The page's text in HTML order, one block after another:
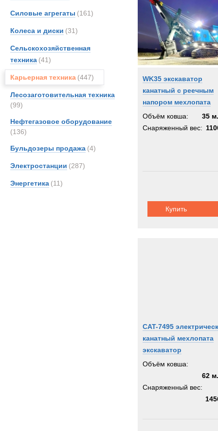
Силовые агрегаты (161)
Колеса и диски (31)
Сельскохозяйственная
техника (41)
Карьерная техника (447)
Лесозаготовительная техника
(99)
Нефтегазовое оборудование
(136)
Бульдозеры продажа (4)
Электростанции (287)
Энергетика (11)
PAUS
SANY
Sisu
WK35 экскаватор
канатный с реечным
напором мехлопата
Объём ковша:
35
Снаряженный вес:
Купить
CAT-7495
канатный мехлопата
экскаватор
Объём ковша:
62
Снаряженный вес: